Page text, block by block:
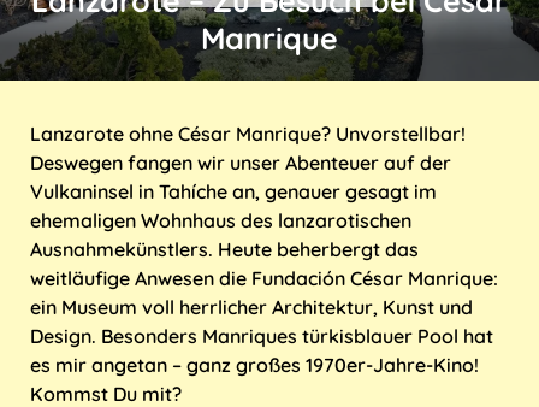
Europa
Deutschland
Frankreich
Griechenland
Holland
Italien
Kroatien
Asien
Indonesien
Malaysia
Singapur
Sri Lanka
Taiwan
Lateinamerika
Panama
Nordamerika
Kanada
USA
Afrika
Marokko
Insel
Städtereise
Lecker
Wandern & Natur
Abenteuer & Action
WER HIER SCHREIBT?
SEO-SERVICES
TRANSLATE
Suche
Manrique
Lanzarote ohne César Manrique? Unvorstellbar!
Deswegen fangen wir unser Abenteuer auf der
Vulkaninsel in Tahíche an, genauer gesagt im
ehemaligen Wohnhaus des lanzarotischen
Ausnahmekünstlers. Heute beherbergt das
weitläufige Anwesen die Fundación César Manrique:
ein Museum voll herrlicher Architektur, Kunst und
Design. Besonders Manriques türkisblauer Pool hat
es mir angetan ‒ ganz großes 1970er-Jahre-Kino!
Kommst Du mit?